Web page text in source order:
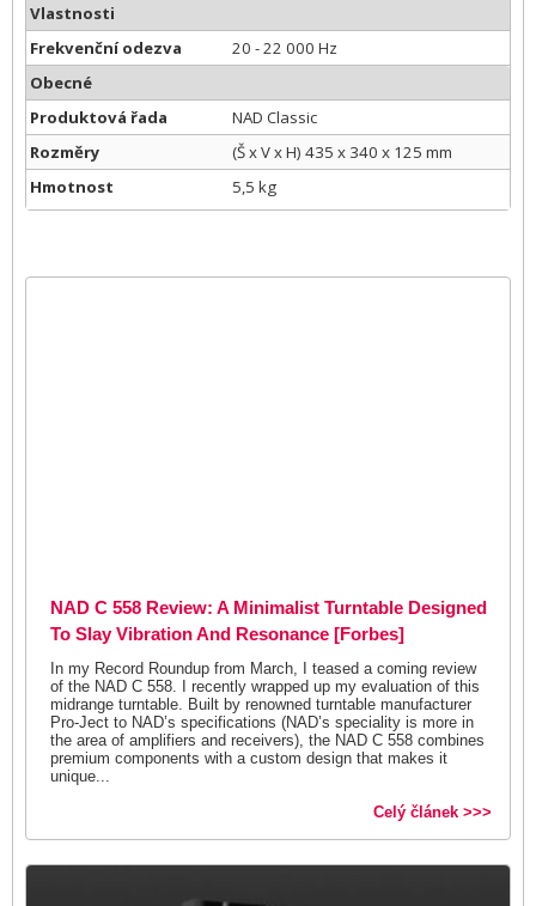
Vlastnosti
Frekvenční odezva
20 - 22 000 Hz
Obecné
Produktová řada
NAD Classic
Rozměry
(Š x V x H) 435 x 340 x 125 mm
Hmotnost
5,5 kg
NAD C 558 Review: A Minimalist Turntable Designed
To Slay Vibration And Resonance [Forbes]
In my Record Roundup from March, I teased a coming review
of the NAD C 558. I recently wrapped up my evaluation of this
midrange turntable. Built by renowned turntable manufacturer
Pro-Ject to NAD’s specifications (NAD’s speciality is more in
the area of amplifiers and receivers), the NAD C 558 combines
premium components with a custom design that makes it
unique...
Celý článek >>>